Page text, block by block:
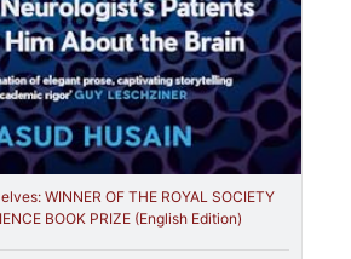
WINNER OF THE ROYAL SOCIETY
BOOK PRIZE (English Edition)